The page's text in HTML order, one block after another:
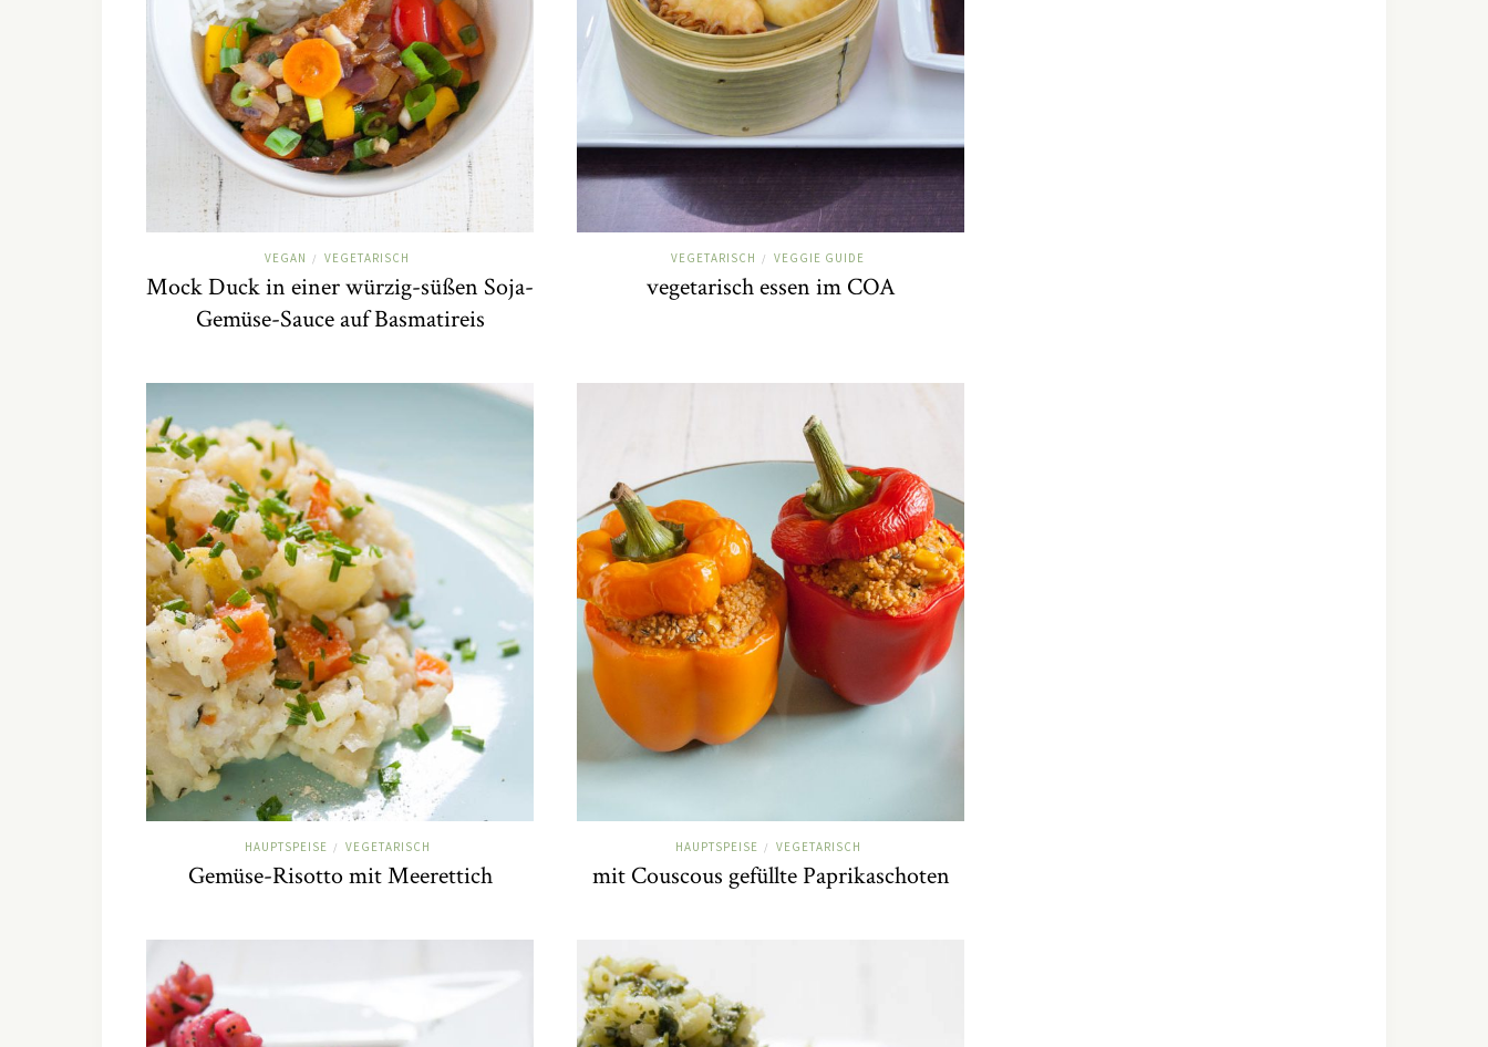
VEGAN / VEGETARISCH
Mock Duck in einer würzig-süßen Soja-
Gemüse-Sauce auf Basmatireis
VEGETARISCH / VEGGIE GUIDE
vegetarisch essen im COA
HAUPTSPEISE / VEGETARISCH
Gemüse-Risotto mit Meerettich
HAUPTSPEISE / VEGETARISCH
mit Couscous gefüllte Paprikaschoten